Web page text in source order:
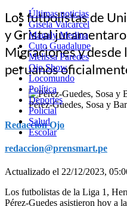
Últimas noticias
Gisela Valcarcel
Magaly Medina
Cuto Guadalupe
Melissa Paredes
Ojo Show
Locomundo
Política
Deportes
Policial
Salud
Escolar
Los futbolistas de
y Cristal
Migraciones y desde
peruanos
Pérez-Guedes, Sosa y
Redacción Ojo
redaccion@prensmart.pe
Actualizado el 22/12/2023,
Los futbolistas de la Liga 1,
Pérez-Guedes asistieron hoy a